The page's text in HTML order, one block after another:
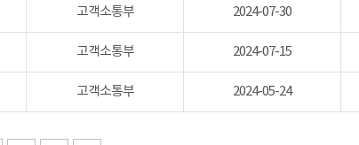
고객소통부 2024-07-30
고객소통부 2024-07-15
고객소통부 2024-05-24